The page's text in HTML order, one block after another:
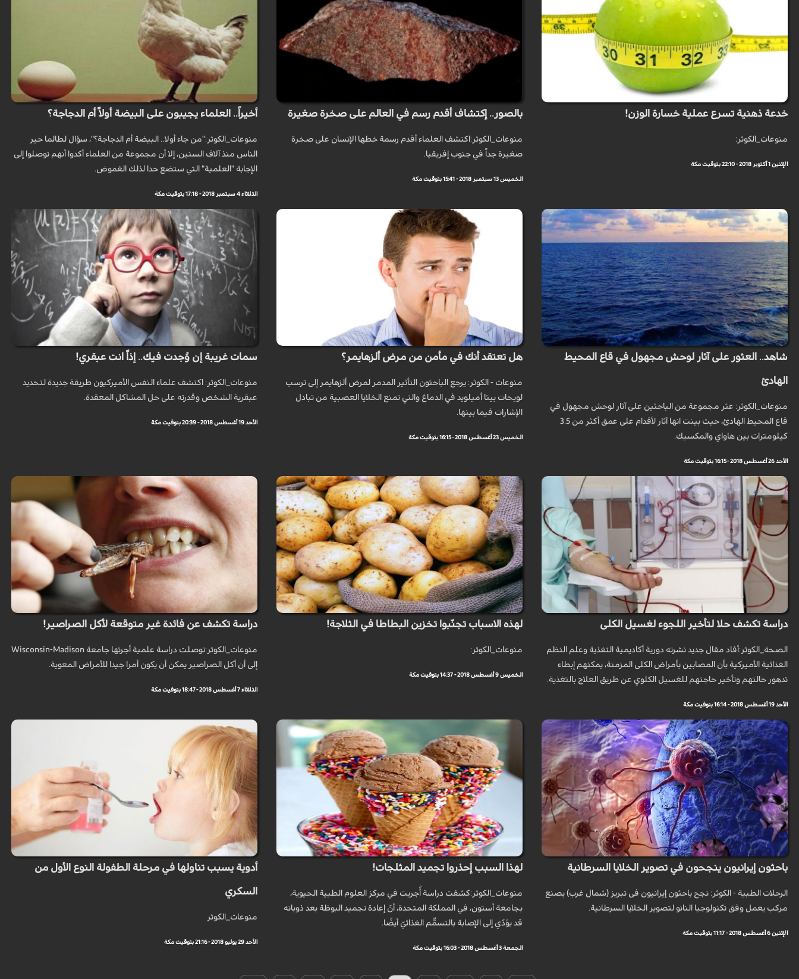
خدعة ذهنية تسرع عملية خسارة الوزن!
منوعات_الكوثر:
الإثنين 1 أكتوبر 2018 - 22:10 بتوقيت مكة
بالصور.. إكتشاف أقدم رسم في العالم على صخرة صغيرة
منوعات_الكوثر:اكتشف العلماء أقدم رسمة خطها الإنسان على صخرة
صغيرة جداً في جنوب إفريقيا.
الخميس 13 سبتمبر 2018 - 15:41 بتوقيت مكة
أخيراً.. العلماء يجيبون على البيضة أولاً أم الدجاجة؟
منوعات_الكوثر:"من جاء أولا.. البيضة أم الدجاجة؟"، سؤال لطالما حير
الناس منذ آلاف السنين، إلا أن مجموعة من العلماء أكدوا أنهم توصلوا إلى
الإجابة "العلمية" التي ستضع حدا لذلك الغموض.
الثلاثاء 4 سبتمبر 2018 - 17:18 بتوقيت مكة
شاهد.. العثور على آثار لوحش مجهول في قاع المحيط
الهادئ
منوعات_الكوثر: عثر مجموعة من الباحثين على آثار لوحش مجهول في
قاع المحيط الهادئ، حيث بينت انها آثار لأقدام على عمق أكثر من 3.5
كيلومترات بين هاواي والمكسيك.
الأحد 26 أغسطس 2018 - 16:15 بتوقيت مكة
هل تعتقد أنك في مأمن من مرض ألزهايمر؟
منوعات - الكوثر: يرجع الباحثون التأثير المدمر لمرض ألزهايمر إلى ترسب
لويحات بيتا أميلويد في الدماغ والتي تمنع الخلايا العصبية من تبادل
الإشارات فيما بينها.
الخميس 23 أغسطس 2018 - 16:15 بتوقيت مكة
سمات غريبة إن وُجدت فيك.. إذاً انت عبقري!
منوعات_الكوثر: اكتشف علماء النفس الأميركيون طريقة جديدة لتحديد
عبقرية الشخص وقدرته على حل المشاكل المعقدة. ‏
الأحد 19 أغسطس 2018 - 20:39 بتوقيت مكة
دراسة تكشف حلا لتأخير اللجوء لغسيل الكلى
الصحة_الكوثر:أفاد مقال جديد نشرته دورية أكاديمية التغذية وعلم النظم
الغذائية الأميركية بأن المصابين بأمراض الكلى المزمنة، يمكنهم إبطاء
تدهور حالتهم وتأخير حاجتهم للغسيل الكلوي عن طريق العلاج بالتغذية.
الأحد 19 أغسطس 2018 - 16:14 بتوقيت مكة
لهذه الاسباب تجنّبوا تخزين البطاطا في الثلاجة!
منوعات_الكوثر:
الخميس 9 أغسطس 2018 - 14:37 بتوقيت مكة
دراسة تكشف عن فائدة غير متوقعة لأكل الصراصير!
منوعات_الكوثر:توصلت دراسة علمية أجرتها جامعة Wisconsin-Madison
إلى أن أكل الصراصير يمكن أن يكون أمرا جيدا للأمراض المعوية.
الثلاثاء 7 أغسطس 2018 - 18:47 بتوقيت مكة
باحثون إيرانيون ينجحون في تصوير الخلايا السرطانية
الرحلات الطبية - الكوثر: نجح باحثون إیرانیون فی تبریز (شمال غرب) بصنع
مرکب یعمل وفق تکنولوجیا النانو لتصویر الخلایا السرطانیة.
الإثنين 6 أغسطس 2018 - 11:17 بتوقيت مكة
لهذا السبب إحذروا تجميد المثلجات!
منوعات_الكوثر:كشفت دراسة أُجريت في مركز العلوم الطبية الحيوية،
بجامعة أستون، في المملكة المتحدة، أنّ إعادة تجميد البوظة بعد ذوبانه
قد يؤدّي إلى الإصابة بالتسمُّم الغذائيّ أيضًا.
الجمعة 3 أغسطس 2018 - 16:03 بتوقيت مكة
أدوية يسبب تناولها في مرحلة الطفولة النوع الأول من
السكري
منوعات_الكوثر
الأحد 29 يوليو 2018 - 21:16 بتوقيت مكة